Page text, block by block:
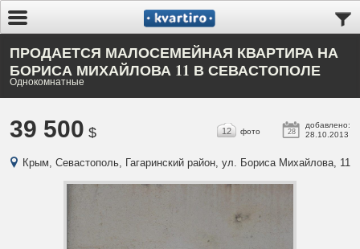
ПРОДАЕТСЯ МАЛОСЕМЕЙНАЯ КВАРТИРА НА
БОРИСА МИХАЙЛОВА 11 В СЕВАСТОПОЛЕ
Однокомнатные
39 500 $ 28
добавлено:
28.10.2013
12 фото
Крым, Севастополь, Гагаринский район, ул. Бориса Михайлова, 11